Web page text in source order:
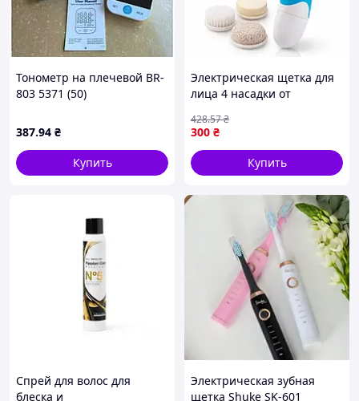
Тонометр на плечевой BR-
803 5371 (50)
387.94 ₴
Купить
Электрическая щетка для
лица 4 насадки от
пилинга Spa Fx / Щетка
для очистки / Массажер /
Набор Spa
300 ₴
428.57₴
Купить
Спрей для волос для
блеска и
Электрическая зубная
щетка Shuke SK-601